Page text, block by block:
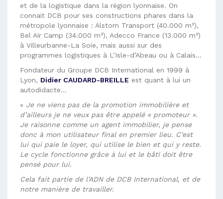
et de la logistique dans la région lyonnaise. On
connait DCB pour ses constructions phares dans la
métropole lyonnaise : Alstom Transport (40.000 m²),
Bel Air Camp (34.000 m²), Adecco France (13.000 m²)
à Villeurbanne-La Soie, mais aussi sur des
programmes logistiques à L’Isle-d’Abeau ou à Calais…
Fondateur du Groupe DCB International en 1999 à
Lyon, Didier CAUDARD-BREILLE est quant à lui un
autodidacte…
« Je ne viens pas de la promotion immobilière et
d’ailleurs je ne veux pas être appelé « promoteur ».
Je raisonne comme un agent immobilier, je pense
donc à mon utilisateur final en premier lieu. C’est
lui qui paie le loyer, qui utilise le bien et qui y reste.
Le cycle fonctionne grâce à lui et le bâti doit être
pensé pour lui.
Cela fait partie de l’ADN de DCB International, et de
notre manière de travailler.